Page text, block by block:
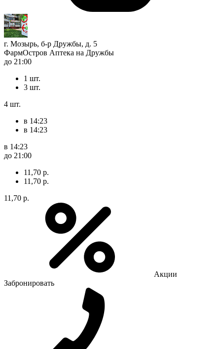
г. Мозырь, б-р Дружбы, д. 5
ФармОстров Аптека на Дружбы
до 21:00
1 шт.
3 шт.
4 шт.
в 14:23
в 14:23
в 14:23
до 21:00
11,70 р.
11,70 р.
11,70 р.
Акции
Забронировать